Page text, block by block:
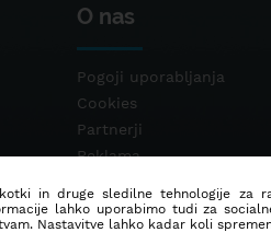
O nas
Pogoji uporabljanja
Cookies
Partnerji
Reklama
in druge sledilne tehnologije za
lahko uporabimo tudi za
Nastavitve lahko kadar koli